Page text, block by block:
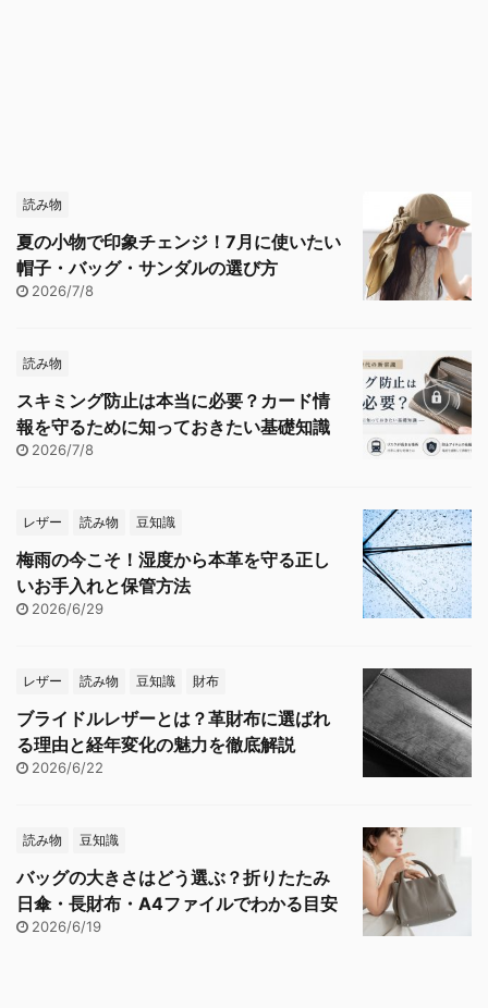
読み物
夏の小物で印象チェンジ！7月に使いたい
帽子・バッグ・サンダルの選び方
2026/7/8
読み物
スキミング防止は本当に必要？カード情
報を守るために知っておきたい基礎知識
2026/7/8
レザー 読み物 豆知識
梅雨の今こそ！湿度から本革を守る正し
いお手入れと保管方法
2026/6/29
レザー 読み物 豆知識 財布
ブライドルレザーとは？革財布に選ばれ
る理由と経年変化の魅力を徹底解説
2026/6/22
読み物 豆知識
バッグの大きさはどう選ぶ？折りたたみ
日傘・長財布・A4ファイルでわかる目安
2026/6/19